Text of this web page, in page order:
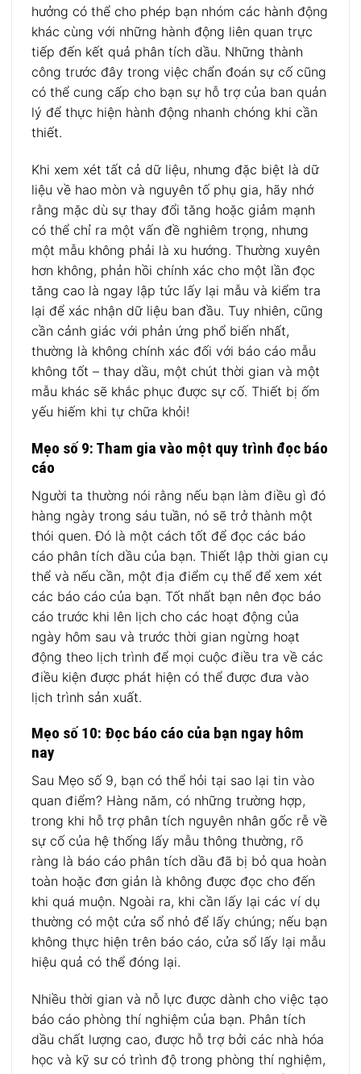
hưởng có thể cho phép bạn nhóm các hành động
khác cùng với những hành động liên quan trực
tiếp đến kết quả phân tích dầu. Những thành
công trước đây trong việc chẩn đoán sự cố cũng
có thể cung cấp cho bạn sự hỗ trợ của ban quản
lý để thực hiện hành động nhanh chóng khi cần
thiết.
Khi xem xét tất cả dữ liệu, nhưng đặc biệt là dữ
liệu về hao mòn và nguyên tố phụ gia, hãy nhớ
rằng mặc dù sự thay đổi tăng hoặc giảm mạnh
có thể chỉ ra một vấn đề nghiêm trọng, nhưng
một mẫu không phải là xu hướng. Thường xuyên
hơn không, phản hồi chính xác cho một lần đọc
tăng cao là ngay lập tức lấy lại mẫu và kiểm tra
lại để xác nhận dữ liệu ban đầu. Tuy nhiên, cũng
cần cảnh giác với phản ứng phổ biến nhất,
thường là không chính xác đối với báo cáo mẫu
không tốt – thay dầu, một chút thời gian và một
mẫu khác sẽ khắc phục được sự cố. Thiết bị ốm
yếu hiếm khi tự chữa khỏi!
Mẹo số 9: Tham gia vào một quy trình đọc báo
cáo
Người ta thường nói rằng nếu bạn làm điều gì đó
hàng ngày trong sáu tuần, nó sẽ trở thành một
thói quen. Đó là một cách tốt để đọc các báo
cáo phân tích dầu của bạn. Thiết lập thời gian cụ
thể và nếu cần, một địa điểm cụ thể để xem xét
các báo cáo của bạn. Tốt nhất bạn nên đọc báo
cáo trước khi lên lịch cho các hoạt động của
ngày hôm sau và trước thời gian ngừng hoạt
động theo lịch trình để mọi cuộc điều tra về các
điều kiện được phát hiện có thể được đưa vào
lịch trình sản xuất.
Mẹo số 10: Đọc báo cáo của bạn ngay hôm
nay
Sau Mẹo số 9, bạn có thể hỏi tại sao lại tin vào
quan điểm? Hàng năm, có những trường hợp,
trong khi hỗ trợ phân tích nguyên nhân gốc rễ về
sự cố của hệ thống lấy mẫu thông thường, rõ
ràng là báo cáo phân tích dầu đã bị bỏ qua hoàn
toàn hoặc đơn giản là không được đọc cho đến
khi quá muộn. Ngoài ra, khi cần lấy lại các ví dụ
thường có một cửa sổ nhỏ để lấy chúng; nếu bạn
không thực hiện trên báo cáo, cửa sổ lấy lại mẫu
hiệu quả có thể đóng lại.
Nhiều thời gian và nỗ lực được dành cho việc tạo
báo cáo phòng thí nghiệm của bạn. Phân tích
dầu chất lượng cao, được hỗ trợ bởi các nhà hóa
học và kỹ sư có trình độ trong phòng thí nghiệm,